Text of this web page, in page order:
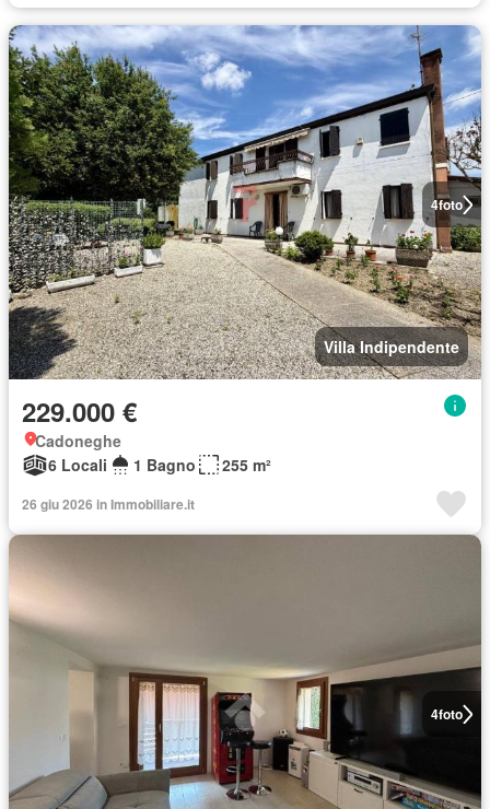
4foto
Villa Indipendente
229.000 €
Cadoneghe
6 Locali
1 Bagno 255 m²
26 giu 2026 in Immobiliare.it
4foto